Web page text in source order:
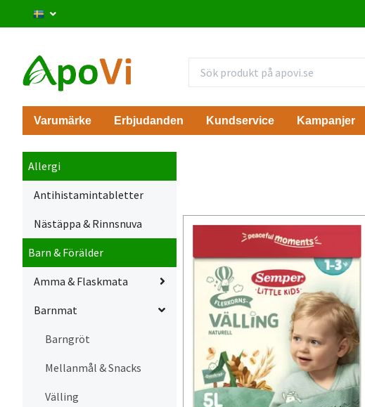
Varumärke Erbjudanden Kundservice Kampanjer
Allergi
Antihistamintabletter
Nästäppa & Rinnsnuva
Barn & Förälder
Amma & Flaskmata
Barnmat
Barngröt
Mellanmål & Snacks
Välling